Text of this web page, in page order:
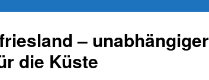
– unabhängiger
die Küste